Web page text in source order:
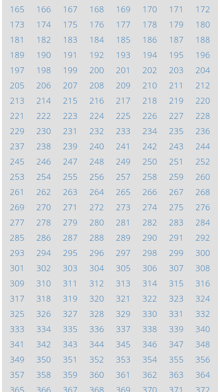
165
166 167 168 169 170 171
172
173
174 175 176 177 178 179
180
181
182 183 184 185 186 187
188
189
190 191 192 193 194 195
196
197
198 199 200 201 202 203
204
205
206 207 208 209 210 211
212
213
214 215 216 217 218 219
220
221
222 223 224 225 226 227
228
229
230 231 232 233 234 235
236
237
238 239 240 241 242 243
244
245
246 247 248 249 250 251
252
253
254 255 256 257 258 259
260
261
262 263 264 265 266 267
268
269
270 271 272 273 274 275
276
277
278 279 280 281 282 283
284
285
286 287 288 289 290 291
292
293
294 295 296 297 298 299
300
301
302 303 304 305 306 307
308
309
310 311 312 313 314 315
316
317
318 319 320 321 322 323
324
325
326 327 328 329 330 331
332
333
334 335 336 337 338 339
340
341
342 343 344 345 346 347
348
349
350 351 352 353 354 355
356
357
358 359 360 361 362 363
364